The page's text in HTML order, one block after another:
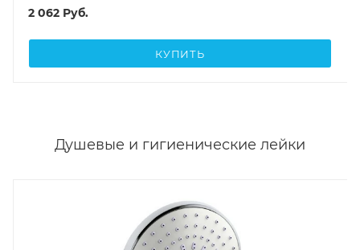
2 062 Руб.
КУПИТЬ
Душевые и гигиенические лейки